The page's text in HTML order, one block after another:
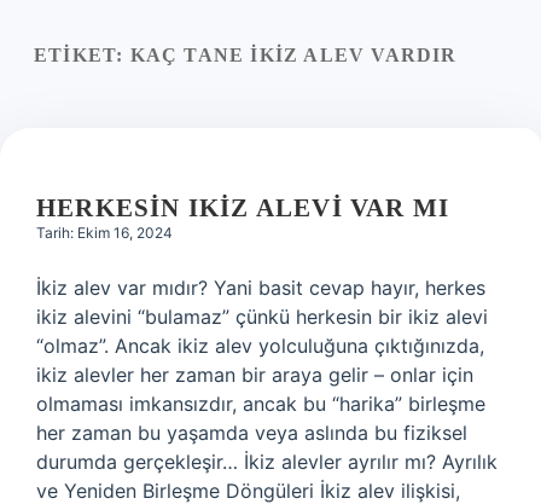
Yasal Uyarı
ETIKET: KAÇ TANE IKIZ ALEV VARDIR
HERKESIN IKIZ ALEVI VAR MI
Tarih: Ekim 16, 2024
İkiz alev var mıdır? Yani basit cevap hayır, herkes
ikiz alevini “bulamaz” çünkü herkesin bir ikiz alevi
“olmaz”. Ancak ikiz alev yolculuğuna çıktığınızda,
ikiz alevler her zaman bir araya gelir – onlar için
olmaması imkansızdır, ancak bu “harika” birleşme
her zaman bu yaşamda veya aslında bu fiziksel
durumda gerçekleşir… İkiz alevler ayrılır mı? Ayrılık
ve Yeniden Birleşme Döngüleri İkiz alev ilişkisi,